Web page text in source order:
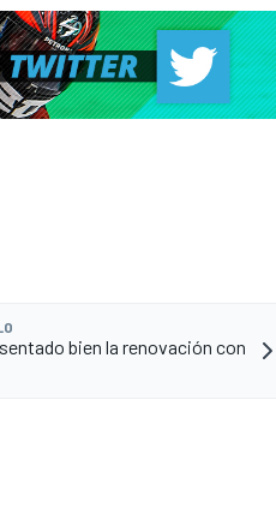
bien la renovación con